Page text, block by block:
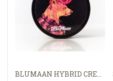
BLUMAAN HYBRID CREAM CLAY ( Gấu Đỏ )